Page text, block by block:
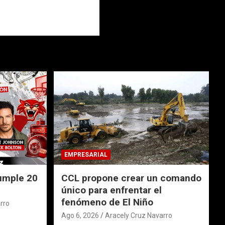
20
EMPRESARIAL
CCL propone crear un comando
único para enfrentar el
fenómeno de El Niño
Ago 6, 2026 Aracely Cruz Navarro